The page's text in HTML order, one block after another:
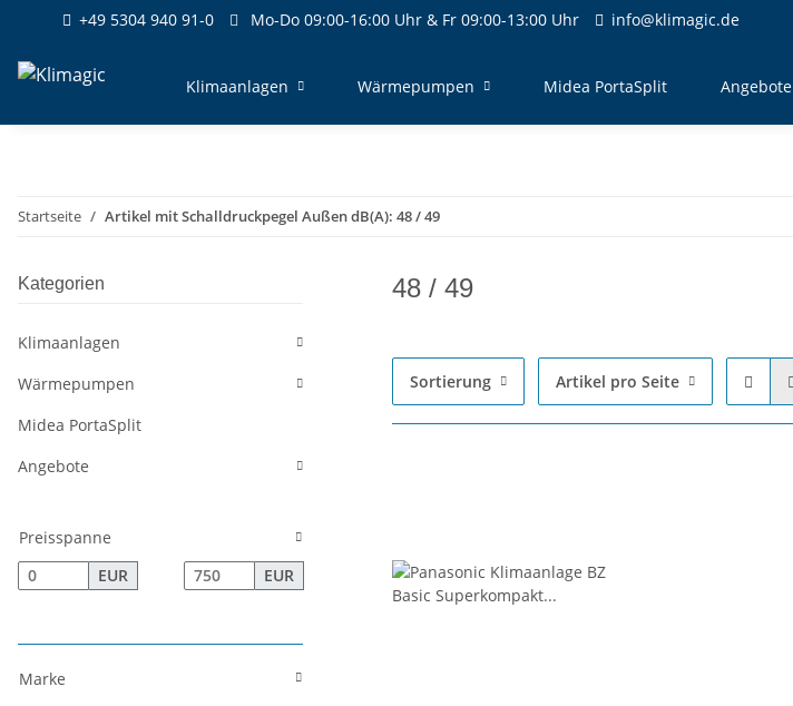
+49 5304 940 91-0 Mo-Do 09:00-16:00 Uhr & Fr 09:00-13:00 Uhr info@klimagic.de
Klimaanlagen Wärmepumpen Midea PortaSplit Angebote
Startseite Artikel mit Schalldruckpegel Außen dB(A): 48 / 49
48 / 49
Sortierung Artikel pro Seite
Kategorien
Klimaanlagen
Wärmepumpen
Midea PortaSplit
Angebote
Preisspanne
EUR
EUR
Marke